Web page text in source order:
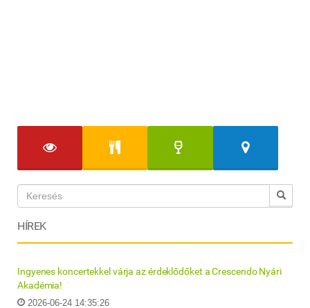
HÍREK
Ingyenes koncertekkel várja az érdeklődőket a Crescendo Nyári
Akadémia!
2026-06-24 14:35:26